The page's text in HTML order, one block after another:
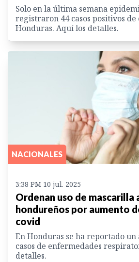
Solo en la última semana
registraron 44 casos positivos de
Honduras. Aquí los detalles.
NACIONALES
3:38 PM 10 jul. 2025
Ordenan uso de mascarilla
hondureños por aumento
covid
En Honduras se ha reportado un
casos de enfermedades
detalles.